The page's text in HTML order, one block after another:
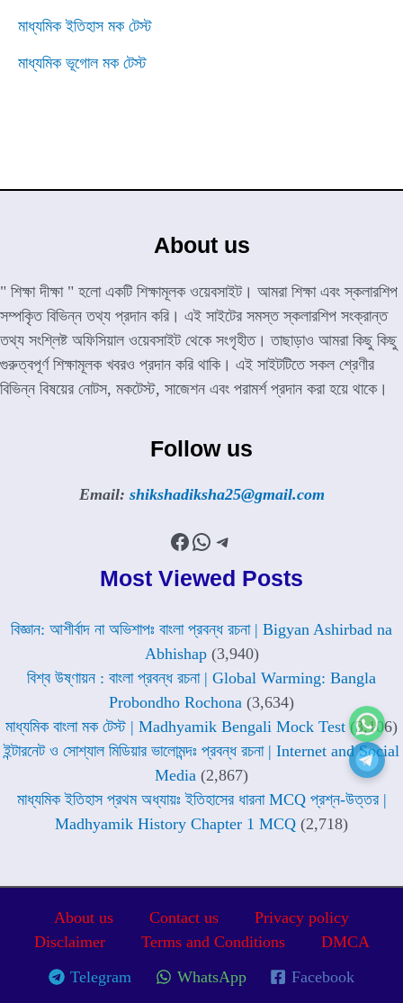
মাধ্যমিক ইতিহাস মক টেস্ট
মাধ্যমিক ভূগোল মক টেস্ট
About us
" শিক্ষা দীক্ষা " হলো একটি শিক্ষামূলক ওয়েবসাইট। আমরা শিক্ষা এবং স্কলারশিপ
সম্পকৃিত বিভিন্ন তথ্য প্রদান করি। এই সাইটের সমস্ত স্কলারশিপ সংক্রান্ত
তথ্য সংশ্লিষ্ট অফিসিয়াল ওয়েবসাইট থেকে সংগৃহীত। তাছাড়াও আমরা কিছু কিছু
গুরুত্বপূর্ণ শিক্ষামূলক খবরও প্রদান করি থাকি। এই সাইটটিতে সকল শ্রেণীর
বিভিন্ন বিষয়ের নোটস, মকটেস্ট, সাজেশন এবং পরামর্শ প্রদান করা হয়ে থাকে।
Follow us
Email: shikshadiksha25@gmail.com
Facebook
WhatsApp
Telegram
Most Viewed Posts
বিজ্ঞান: আশীর্বাদ না অভিশাপঃ বাংলা প্রবন্ধ রচনা | Bigyan Ashirbad na
Abhishap (3,940)
বিশ্ব উষ্ণায়ন : বাংলা প্রবন্ধ রচনা | Global Warming: Bangla
Probondho Rochona (3,634)
মাধ্যমিক বাংলা মক টেস্ট | Madhyamik Bengali Mock Test (3,106)
ইন্টারনেট ও সোশ্যাল মিডিয়ার ভালোমন্দঃ প্রবন্ধ রচনা | Internet and Social
Media (2,867)
মাধ্যমিক ইতিহাস প্রথম অধ্যায়ঃ ইতিহাসের ধারনা MCQ প্রশ্ন-উত্তর |
Madhyamik History Chapter 1 MCQ (2,718)
About us Contact us
Privacy policy
Disclaimer
Terms and Conditions
DMCA
Telegram
WhatsApp
Facebook